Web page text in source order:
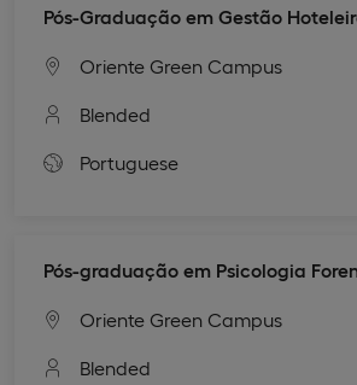
Pós-Graduação em Gestão
Oriente Green Campus
Blended
Portuguese
Pós-graduação em Psicologia
Oriente Green Campus
Blended